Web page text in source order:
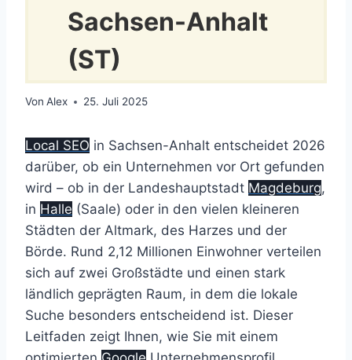
Sachsen-Anhalt
(ST)
Von Alex 25. Juli 2025
Local SEO in Sachsen-Anhalt entscheidet 2026
darüber, ob ein Unternehmen vor Ort gefunden
wird – ob in der Landeshauptstadt Magdeburg,
in Halle (Saale) oder in den vielen kleineren
Städten der Altmark, des Harzes und der
Börde. Rund 2,12 Millionen Einwohner verteilen
sich auf zwei Großstädte und einen stark
ländlich geprägten Raum, in dem die lokale
Suche besonders entscheidend ist. Dieser
Leitfaden zeigt Ihnen, wie Sie mit einem